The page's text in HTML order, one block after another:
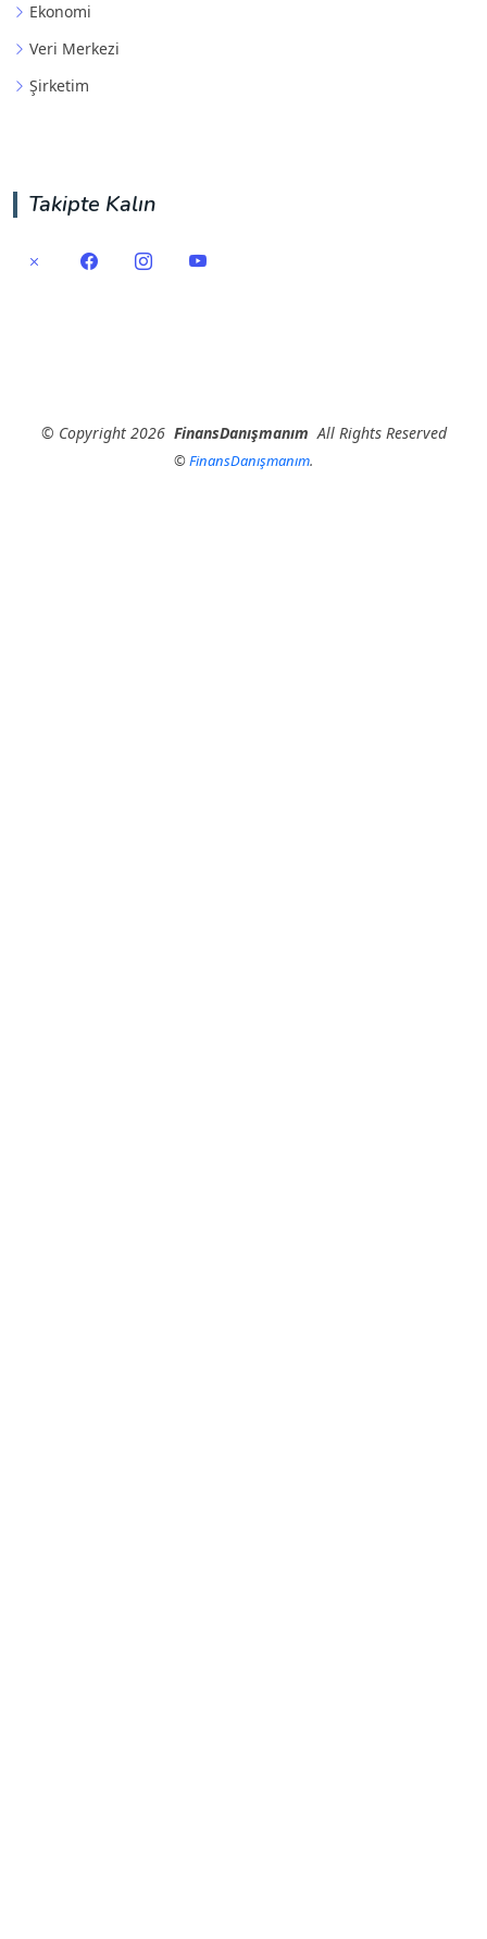
Ekonomi
Veri Merkezi
Şirketim
Takipte Kalın
© Copyright2026 FinansDanışmanım All Rights Reserved
©FinansDanışmanım.